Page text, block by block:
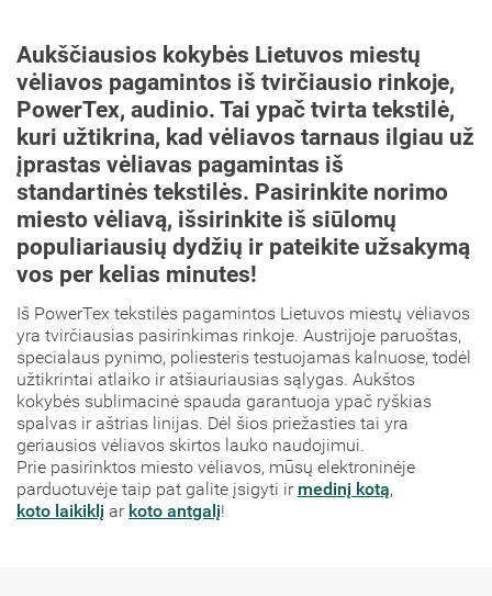
Aukščiausios kokybės Lietuvos miestų
vėliavos pagamintos iš tvirčiausio rinkoje,
PowerTex, audinio. Tai ypač tvirta tekstilė,
kuri užtikrina, kad vėliavos tarnaus ilgiau už
įprastas vėliavas pagamintas iš
standartinės tekstilės. Pasirinkite norimo
miesto vėliavą, išsirinkite iš siūlomų
populiariausių dydžių ir pateikite užsakymą
vos per kelias minutes!
Iš PowerTex tekstilės pagamintos Lietuvos miestų vėliavos
yra tvirčiausias pasirinkimas rinkoje. Austrijoje paruoštas,
specialaus pynimo, poliesteris testuojamas kalnuose, todėl
užtikrintai atlaiko ir atšiauriausias sąlygas. Aukštos
kokybės sublimacinė spauda garantuoja ypač ryškias
spalvas ir aštrias linijas. Dėl šios priežasties tai yra
geriausios vėliavos skirtos lauko naudojimui.
Prie pasirinktos miesto vėliavos, mūsų elektroninėje
parduotuvėje taip pat galite įsigyti ir medinį kotą,
koto laikiklį ar koto antgalį!